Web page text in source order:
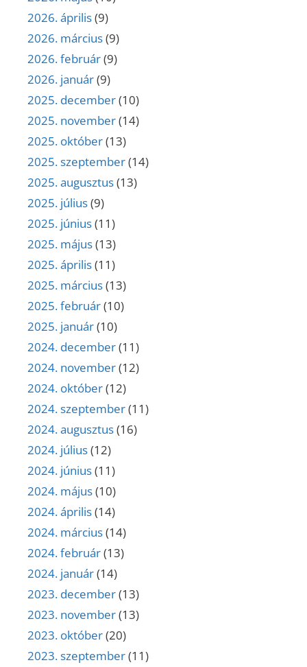
2026. április(9)
2026. március(9)
2026. február(9)
2026. január(9)
2025. december(10)
2025. november(14)
2025. október(13)
2025. szeptember(14)
2025. augusztus(13)
2025. július(9)
2025. június(11)
2025. május(13)
2025. április(11)
2025. március(13)
2025. február(10)
2025. január(10)
2024. december(11)
2024. november(12)
2024. október(12)
2024. szeptember(11)
2024. augusztus(16)
2024. július(12)
2024. június(11)
2024. május(10)
2024. április(14)
2024. március(14)
2024. február(13)
2024. január(14)
2023. december(13)
2023. november(13)
2023. október(20)
2023. szeptember(11)